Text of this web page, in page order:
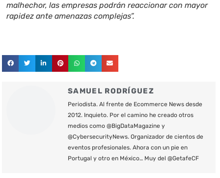
malhechor, las empresas podrán reaccionar con mayor
rapidez ante amenazas complejas”.
SAMUEL RODRÍGUEZ
Periodista. Al frente de Ecommerce News desde
2012. Inquieto. Por el camino he creado otros
medios como @BigDataMagazine y
@CybersecurityNews. Organizador de cientos de
eventos profesionales. Ahora con un pie en
Portugal y otro en México… Muy del @GetafeCF